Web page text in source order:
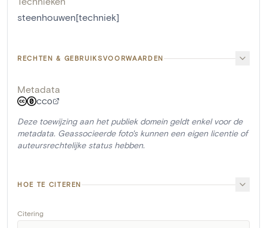
steenhouwen[techniek]
RECHTEN & GEBRUIKSVOORWAARDEN
Metadata
CC0
Deze toewijzing aan het publiek domein geldt enkel voor de
metadata. Geassocieerde foto's kunnen een eigen licentie of
auteursrechtelijke status hebben.
HOE TE CITEREN
Citering